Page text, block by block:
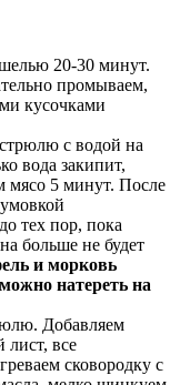
20-30 минут.
промываем,
кусочками
с водой на
вода закипит,
мясо 5 минут. После
тех пор, пока
больше не будет
и морковь
натереть на
Добавляем
все
сковородку с